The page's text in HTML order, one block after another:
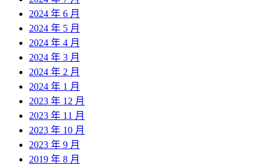
2024 年 6 月
2024 年 5 月
2024 年 4 月
2024 年 3 月
2024 年 2 月
2024 年 1 月
2023 年 12 月
2023 年 11 月
2023 年 10 月
2023 年 9 月
2019 年 8 月